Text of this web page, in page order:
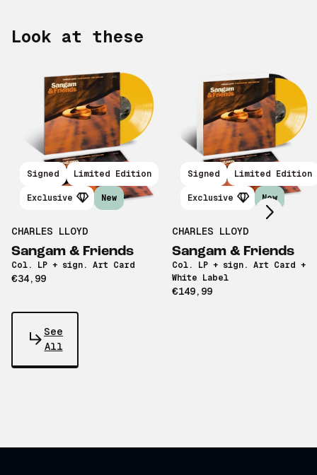
Look at these
Signed Limited Edition
Exclusive New
CHARLES LLOYD
Sangam & Friends
Col. LP + sign. Art Card
€34,99
Signed Limited Edition
Exclusive New
CHARLES LLOYD
Sangam & Friends
Col. LP + sign. Art Card +
White Label
€149,99
Scroll right
See
All